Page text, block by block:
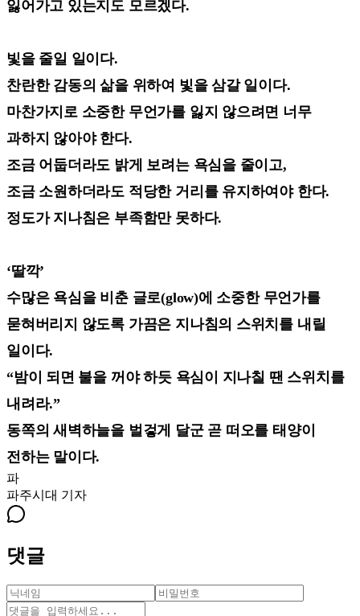
잃어가고 있는지도 모르겠다.
빛을 줄일 일이다.
찬란한 감동의 삶을 위하여 빛을 삼갈 일이다.
마찬가지로 소중한 무언가를 잃지 않으려면 너무
과하지 않아야 한다.
조금 어둡더라도 밝게 보려는 욕심을 줄이고,
조금 소원하더라도 적당한 거리를 유지하여야 한다.
정도가 지나침은 부족함만 못하다.
‘딸깍’
수많은 욕심을 비춘 글로(glow)에 소중한 무언가를
묻혀버리지 않도록 가끔은 지나침의 스위치를 내릴
일이다.
“밤이 되면 불을 꺼야 하듯 욕심이 지나칠 땐 스위치를
내려라.”
동쪽의 새벽하늘을 벌겋게 달군 곧 떠오를 태양이
전하는 말이다.
파
파주시대 기자
댓글